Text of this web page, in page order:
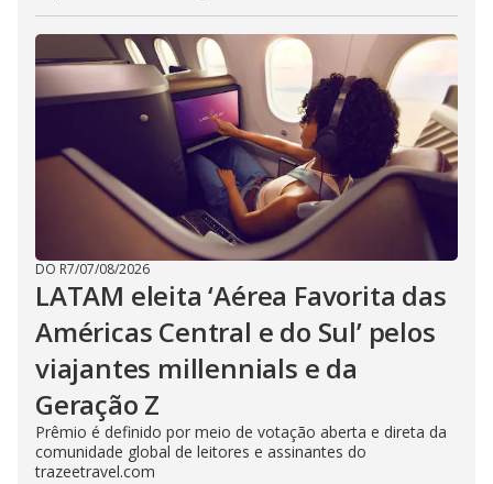
DO R7/07/08/2026
LATAM eleita ‘Aérea Favorita das
Américas Central e do Sul’ pelos
viajantes millennials e da
Geração Z
Prêmio é definido por meio de votação aberta e direta da
comunidade global de leitores e assinantes do
trazeetravel.com